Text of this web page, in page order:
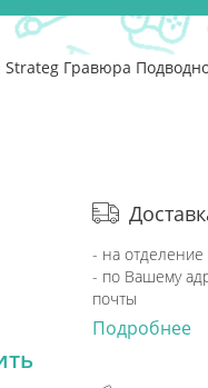
Strateg Гравюра
- на
- по Вашему
почты
Подробнее